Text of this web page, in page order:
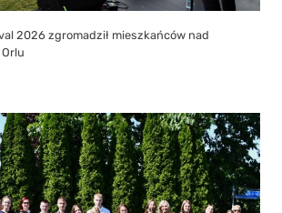
2026 zgromadził mieszkańców nad